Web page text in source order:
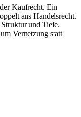
Kaufrecht. Ein
ans Handelsrecht.
und Tiefe.
Vernetzung statt